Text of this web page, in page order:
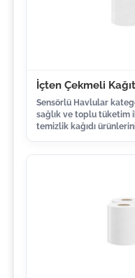
İçten Çekmeli
Sensörlü Havlular
sağlık ve toplu tüketim
temizlik kağıdı